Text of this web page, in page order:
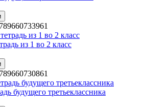
из 1 во 2 класс
будущего третьеклассника